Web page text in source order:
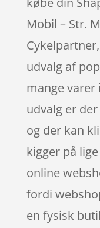
Mobil – Str.
udvalg af
mange varer
udvalg er
og der kan
kigger på
online
fordi
en fysisk